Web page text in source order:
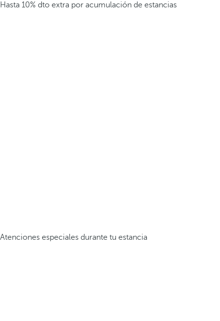
Hasta 10% dto extra por acumulación de estancias
Atenciones especiales durante tu estancia